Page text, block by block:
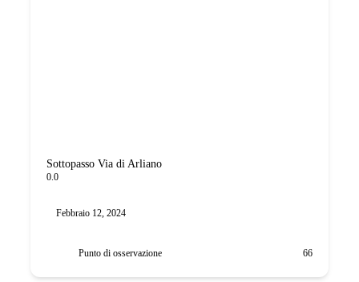
Sottopasso Via di Arliano
0.0
Febbraio 12, 2024
Punto di osservazione 66